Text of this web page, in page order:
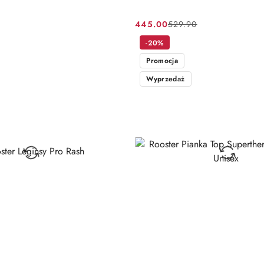
Cena
promocyjna:
445.00
Cena
przed
promocją:
529.90
-20%
Promocja
Wyprzedaż